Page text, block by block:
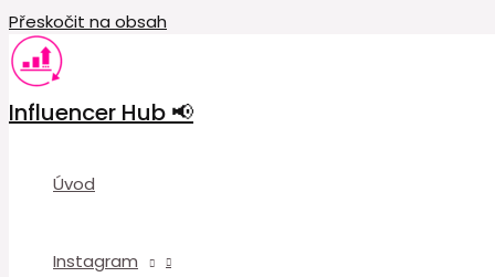
Přeskočit na obsah
Influencer Hub 📢
Úvod
Instagram